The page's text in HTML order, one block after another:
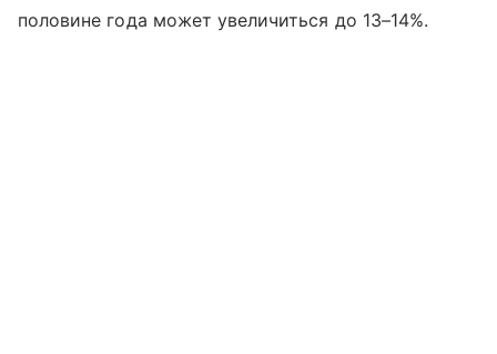
половине года может увеличиться до 13–14%.